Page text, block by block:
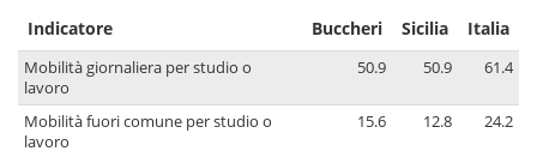
Indicatore Buccheri Sicilia Italia
Mobilità giornaliera per studio o
lavoro
50.9 50.9 61.4
Mobilità fuori comune per studio o
lavoro
15.6 12.8 24.2